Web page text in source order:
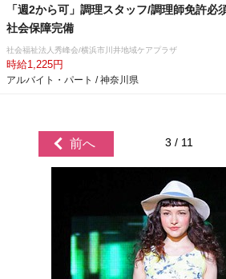
「週2から可」調理スタッフ/調理師免許必
社会保障完備
社会福祉法人秀峰会/横浜市川井地域ケアプラザ
時給1,225円
アルバイト・パート / 神奈川県
前へ 3 / 11